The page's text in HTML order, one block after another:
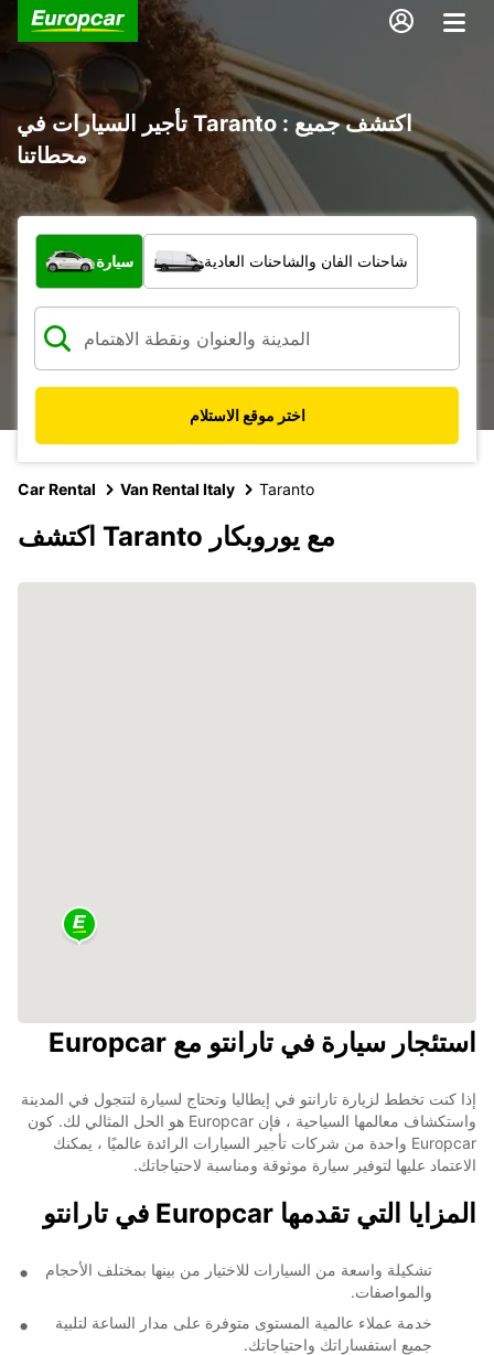
تأجير السيارات في Taranto : اكتشف جميع
محطاتنا
ما نوع المركبة؟
سيارة شاحنات الفان والشاحنات العادية
اختر موقع الاستلام
Car Rental Van Rental Italy Taranto
اكتشف Taranto مع يوروبكار
استئجار سيارة في تارانتو مع Europcar
إذا كنت تخطط لزيارة تارانتو في إيطاليا وتحتاج لسيارة لتتجول في المدينة
واستكشاف معالمها السياحية ، فإن Europcar هو الحل المثالي لك. كون
Europcar واحدة من شركات تأجير السيارات الرائدة عالميًا ، يمكنك
الاعتماد عليها لتوفير سيارة موثوقة ومناسبة لاحتياجاتك.
المزايا التي تقدمها Europcar في تارانتو
تشكيلة واسعة من السيارات للاختيار من بينها بمختلف الأحجام
والمواصفات.
خدمة عملاء عالمية المستوى متوفرة على مدار الساعة لتلبية
جميع استفساراتك واحتياجاتك.